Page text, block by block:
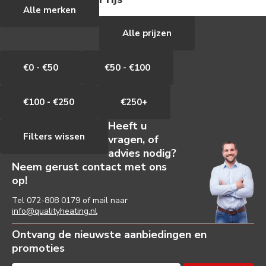
Alle merken
Alle prijzen
€0 - €50 €50 - €100
€100 - €250 €250+
Filters wissen
Heeft u
vragen, of
advies nodig?
Neem gerust contact met ons
op!
Tel 072-808 0179 of mail naar
info@qualityheating.nl
Ontvang de nieuwste aanbiedingen en
promoties